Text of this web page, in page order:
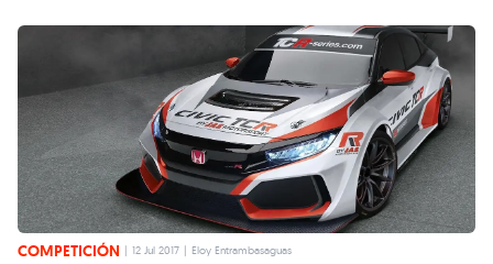
COMPETICIÓN 12 Jul 2017 Eloy Entrambasaguas